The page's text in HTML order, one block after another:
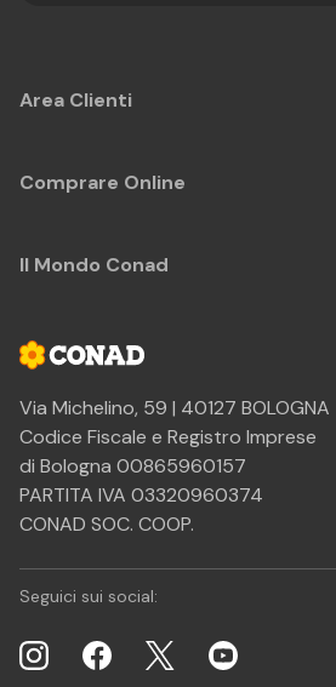
Via Michelino, 59 | 40127 BOLOGNA
Codice Fiscale e Registro Imprese
di Bologna 00865960157
PARTITA IVA 03320960374
CONAD SOC. COOP.
Area Clienti
Comprare Online
Il Mondo Conad
Seguici sui social: